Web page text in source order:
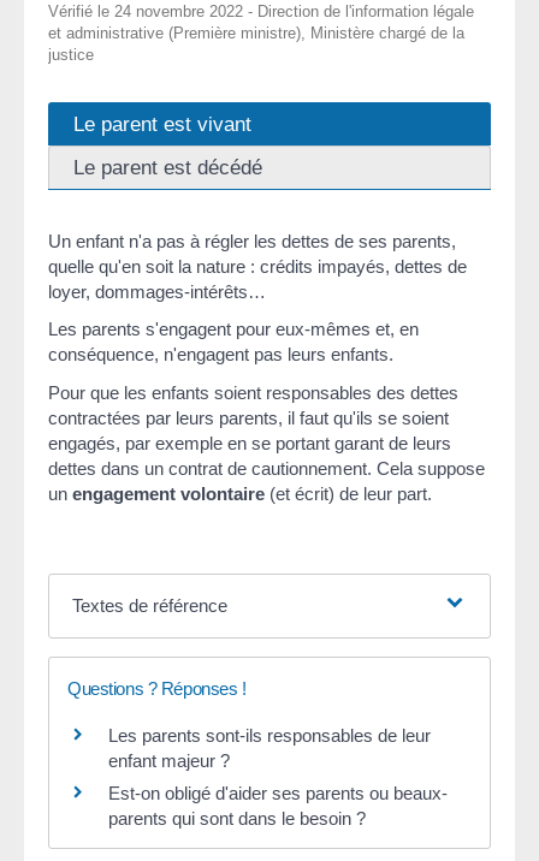
Vérifié le 24 novembre 2022 - Direction de l'information légale
et administrative (Première ministre), Ministère chargé de la
justice
Le parent est vivant
Le parent est décédé
Un enfant n'a pas à régler les dettes de ses parents,
quelle qu'en soit la nature : crédits impayés, dettes de
loyer, dommages-intérêts…
Les parents s'engagent pour eux-mêmes et, en
conséquence, n'engagent pas leurs enfants.
Pour que les enfants soient responsables des dettes
contractées par leurs parents, il faut qu'ils se soient
engagés, par exemple en se portant garant de leurs
dettes dans un contrat de cautionnement. Cela suppose
un engagement volontaire (et écrit) de leur part.
Textes de référence
Questions ? Réponses !
Les parents sont-ils responsables de leur
enfant majeur ?
Est-on obligé d'aider ses parents ou beaux-
parents qui sont dans le besoin ?